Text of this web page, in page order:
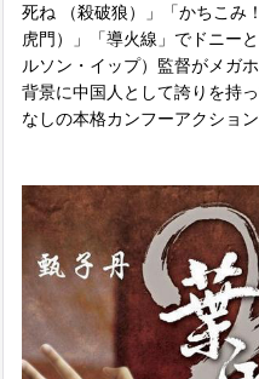
死ね （殺破狼）」「かちこみ
虎門）」「導火線」でドニー
ルソン・イップ）監督がメガ
背景に中国人として誇りを持
なしの本格カンフーアクション